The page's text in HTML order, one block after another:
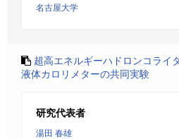
名古屋大学
超高エネルギーハドロンコライ
液体カロリメターの共同実験
研究代表者
湯田 春雄